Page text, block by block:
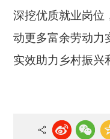
深挖优质就业岗位
动更多富余劳动力
实效助力乡村振兴